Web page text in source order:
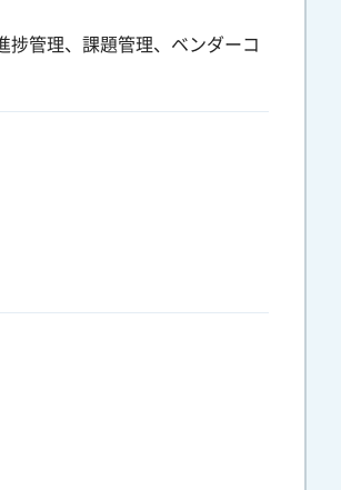
捗管理、課題管理、ベンダーコ